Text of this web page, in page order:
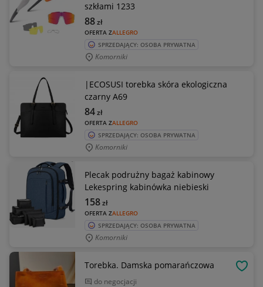
szkłami 1233
OFERTA ZALLEGRO
88zł
SPRZEDAJĄCY: OSOBA PRYWATNA
Komorniki
|ECOSUSI torebka skóra ekologiczna
czarny A69
OFERTA ZALLEGRO
84zł
SPRZEDAJĄCY: OSOBA PRYWATNA
Komorniki
Plecak podrużny bagaż kabinowy
Lekespring kabinówka niebieski
OFERTA ZALLEGRO
158zł
SPRZEDAJĄCY: OSOBA PRYWATNA
Komorniki
Torebka. Damska pomarańczowa
do negocjacji